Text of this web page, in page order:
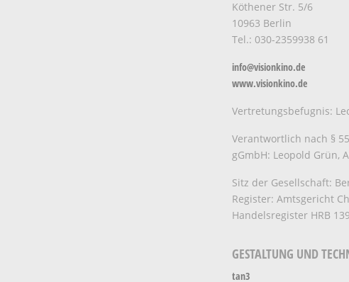
Köthener Str. 5/6
10963 Berlin
Tel.: 030-2359938 61
info@visionkino.de
www.visionkino.de
Vertretungsbefugnis:
Verantwortlich nach §
gGmbH: Leopold Grün,
Sitz der Gesellschaft:
Register: Amtsgericht
Handelsregister HRB
GESTALTUNG UND
tan3